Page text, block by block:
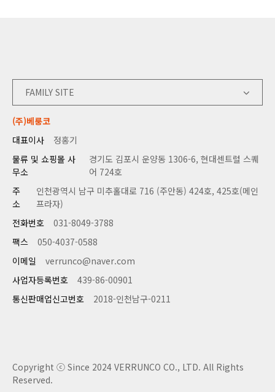
FAMILY SITE
(주)베룽코
대표이사
정홍기
물류 및 쇼핑몰 사
무소
경기도 김포시 운양동 1306-6, 현대센트럴 스퀘
어 724호
주
소
인천광역시 남구 미추홀대로 716 (주안동) 424호, 425호(메인
프라자)
전화번호
031-8049-3788
팩스
050-4037-0588
이메일
verrunco@naver.com
사업자등록번호
439-86-00901
통신판매업신고번호
2018-인천남구-0211
Copyright ⓒ Since 2024 VERRUNCO CO., LTD. All Rights
Reserved.